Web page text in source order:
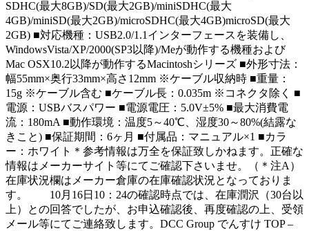
SDHC(最大8GB)/SD(最大2GB)/miniSDHC(最大
4GB)/miniSD(最大2GB)/microSDHC(最大4GB)microSD(最大
2GB) ■対応機種：USB2.0/1.1インターフェースを装備し、
WindowsVista/XP/2000(SP3以降)/Meが動作する機種および
Mac OSX10.2以降が動作するMacintoshシリーズ ■外形寸法：
幅55mm×奥行33mm×高さ12mm ※ケーブル収納時 ■重量：
15g ※ケーブル含む ■ケーブル長：0.035m ※コネクタ除く ■
電源：USBバスパワー ■電源電圧：5.0V±5% ■最大消費電
流：180mA ■動作環境：温度5～40℃、湿度30～80%(結露な
きこと) ■保証期間：6ヶ月 ■付属品：マニュアル×1 ■カラ
ー：ホワイト＊参考情報は万全を保証致しかねます。正確な
情報はメーカーサイト等にてご確認下さいませ。（＊注A）
在庫状況欄はメーカー倉庫の在庫確認状況となっておりま
す。 10月16日10：24の確認時点では、在庫潤沢（30台以
上）との回答でしたが、お申込確認後、再度確認の上、受領
メール等にてご連絡致します。DCC Group でんすけ TOP –